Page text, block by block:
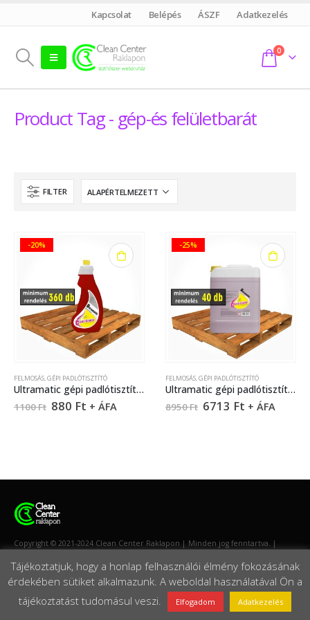
Kapcsolat Belépés ÁSZF Adatkezelés
0
Product Tag - gép-és felületbarát
FILTER
-20%
FELMOSÁS,GÉPI PADLÓTISZTÍTÓ
Ultramatic gépi padlótisztító – 1 liter
1100Ft 880 Ft + ÁFA
-25%
FELMOSÁS,GÉPI PADLÓTISZTÍTÓ
Ultramatic gépi padlótisztító – 10 liter
8950Ft 6713 Ft + ÁFA
Copyright © 2021-2024 Clean Center Raklapon | Minden jog fenntartva. |
Tájékoztatjuk, hogy a honlap felhasználói élmény fokozásának
érdekében sütiket alkalmazunk. A weboldal használatával Ön a
tájékoztatást tudomásul veszi.
Elfogadom Adatkezelés